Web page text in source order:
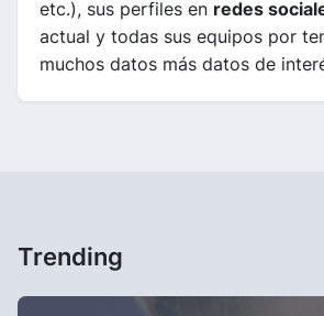
etc.), sus perfiles en redes
actual y todas sus equipos por
muchos datos más datos de
Trending